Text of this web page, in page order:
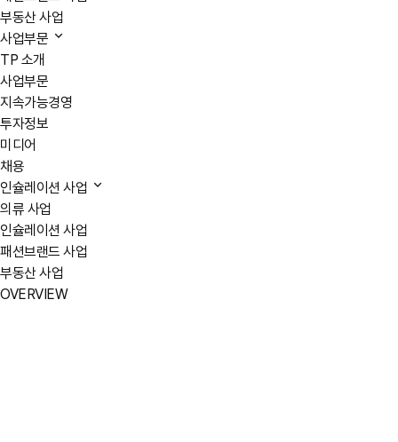
부동산 사업
사업부문
TP 소개
사업부문
지속가능경영
투자정보
미디어
채용
인슐레이션 사업
의류 사업
인슐레이션 사업
패션브랜드 사업
부동산 사업
OVERVIEW